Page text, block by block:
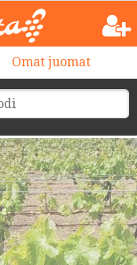
Omat juomat